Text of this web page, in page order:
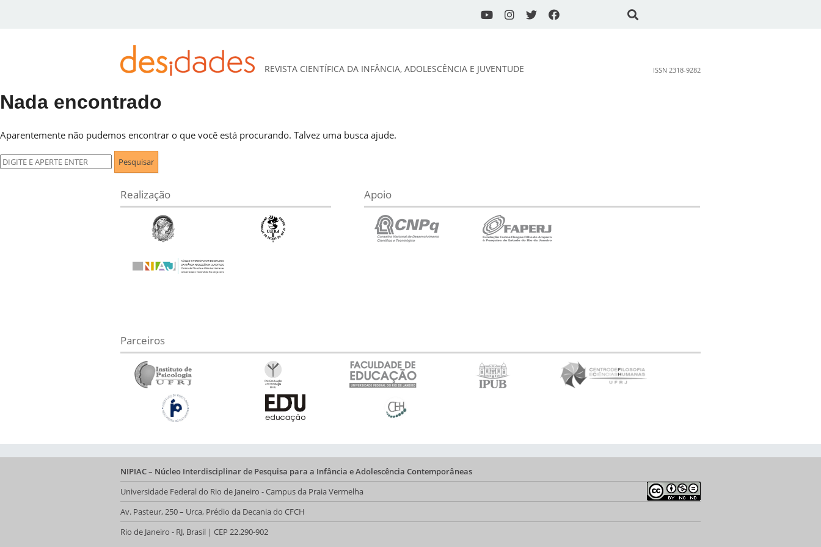
DESidades
REVISTA CIENTÍFICA DA INFÂNCIA, ADOLESCÊNCIA E JUVENTUDE ISSN 2318-9282
Nada encontrado
Aparentemente não pudemos encontrar o que você está procurando. Talvez uma busca ajude.
Pesquisar
por:
Realização Apoio
Parceiros
NIPIAC – Núcleo Interdisciplinar de Pesquisa para a Infância e Adolescência Contemporâneas
Universidade Federal do Rio de Janeiro - Campus da Praia Vermelha
Av. Pasteur, 250 – Urca, Prédio da Decania do CFCH
Rio de Janeiro - RJ, Brasil | CEP 22.290-902